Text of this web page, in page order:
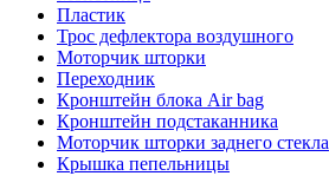
Пластик
Трос дефлектора воздушного
Моторчик шторки
Переходник
Кронштейн блока Air bag
Кронштейн подстаканника
Моторчик шторки заднего стекла
Крышка пепельницы